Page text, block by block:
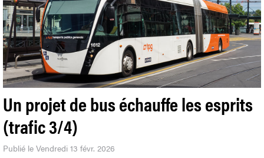
Un projet de bus échauffe les esprits
(trafic 3/4)
Publié le Vendredi 13 févr. 2026